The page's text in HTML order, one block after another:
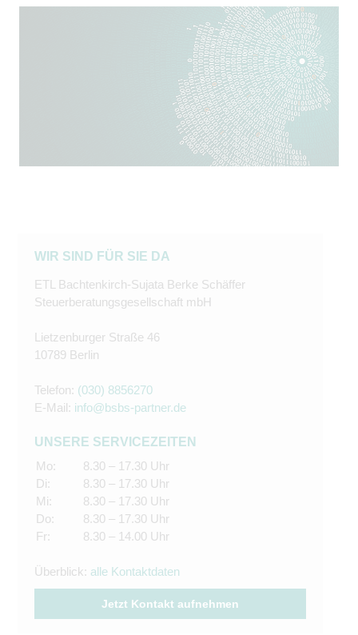
WIR SIND FÜR SIE DA
ETL Bachtenkirch-Sujata Berke Schäffer
Steuerberatungsgesellschaft mbH
Lietzenburger Straße 46
10789 Berlin
Telefon: (030) 8856270
E-Mail: info@bsbs-partner.de
UNSERE SERVICEZEITEN
Mo:
Di:
Mi:
Do:
Fr:
8.30 – 17.30 Uhr
8.30 – 17.30 Uhr
8.30 – 17.30 Uhr
8.30 – 17.30 Uhr
8.30 – 14.00 Uhr
Überblick: alle Kontaktdaten
Jetzt Kontakt aufnehmen